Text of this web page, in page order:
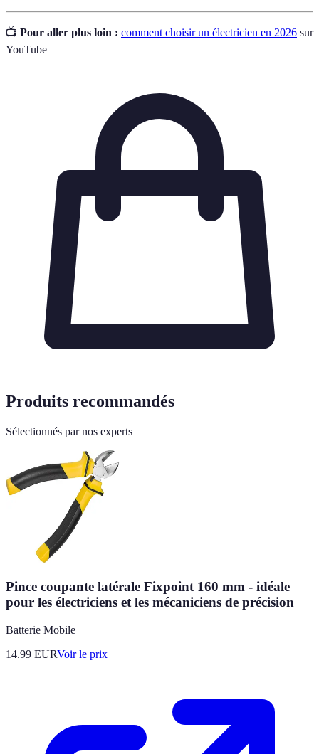
📺 Pour aller plus loin : comment choisir un électricien en 2026 sur
YouTube
Produits recommandés
Sélectionnés par nos experts
Pince coupante latérale Fixpoint 160 mm - idéale
pour les électriciens et les mécaniciens de précision
Batterie Mobile
14.99 EURVoir le prix